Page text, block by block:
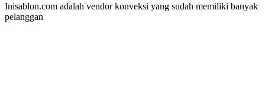
Inisablon.com adalah vendor konveksi yang sudah memiliki banyak
pelanggan